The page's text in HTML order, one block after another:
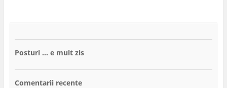
Posturi … e mult zis
Comentarii recente